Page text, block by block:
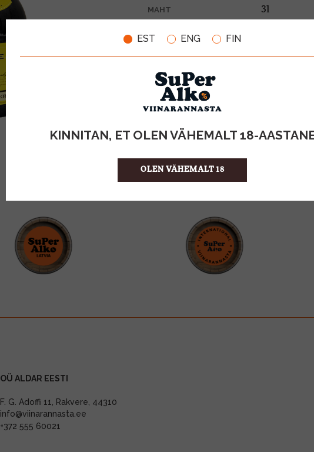
EST ENG FIN
KINNITAN, ET OLEN VÄHEMALT 18-
OLEN VÄHEMALT 18
MAHT 3l
TOOTE LIIK
ÜHIKU HIND
KOGUS KASTIS
OÜ ALDAR EESTI
F. G. Adoffi 11, Rakvere, 44310
info@viinarannasta.ee
+372 555 60021